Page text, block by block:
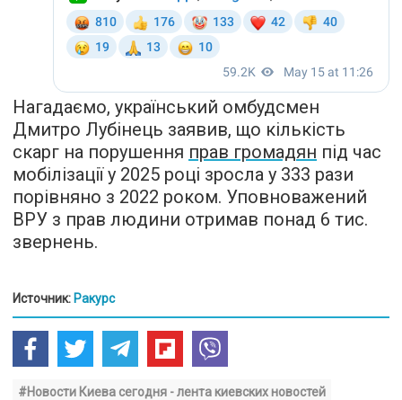
Нагадаємо, український омбудсмен
Дмитро Лубінець заявив, що кількість
скарг на порушення прав громадян під час
мобілізації у 2025 році зросла у 333 рази
порівняно з 2022 роком. Уповноважений
ВРУ з прав людини отримав понад 6 тис.
звернень.
Источник: Ракурс
#Новости Киева сегодня - лента киевских новостей